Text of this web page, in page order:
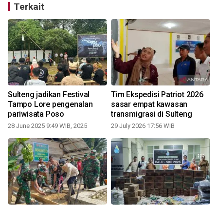
Terkait
Sulteng jadikan Festival
Tampo Lore pengenalan
pariwisata Poso
28 June 2025 9:49 WIB, 2025
Tim Ekspedisi Patriot 2026
sasar empat kawasan
transmigrasi di Sulteng
29 July 2026 17:56 WIB